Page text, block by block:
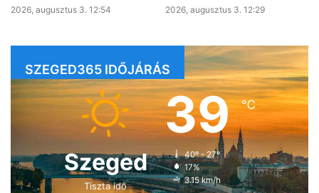
2026, augusztus 3. 12:54 2026, augusztus 3. 12:29
SZEGED365 IDŐJÁRÁS
Szeged
Tiszta idő
39℃
40º - 27º
17%
3.15 km/h